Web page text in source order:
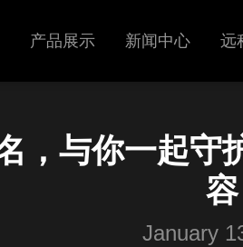
产品展示
呼吸机
新闻中心
新闻中心
远
，与你一起守
容
January